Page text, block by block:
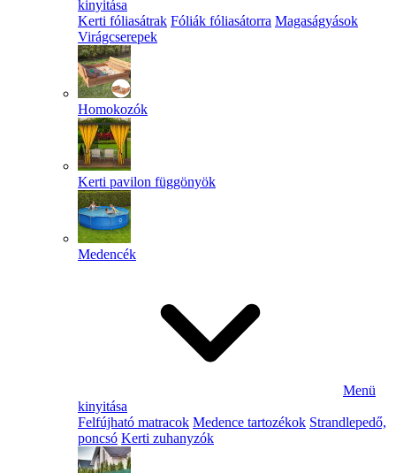
kinyitása
Kerti fóliasátrak Fóliák fóliasátorra Magaságyások
Virágcserepek
Homokozók
Kerti pavilon függönyök
Medencék
Menü
kinyitása
Felfújható matracok Medence tartozékok Strandlepedő,
poncsó Kerti zuhanyzók